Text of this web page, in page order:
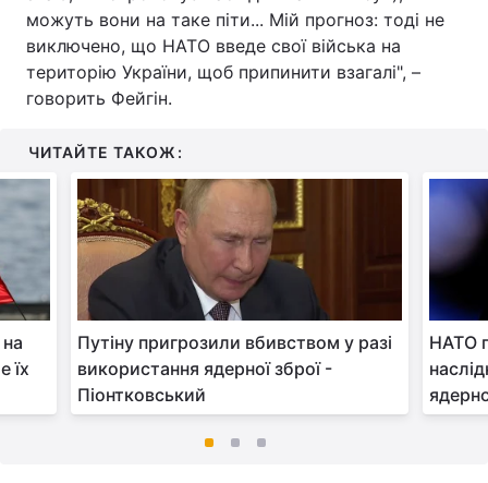
можуть вони на таке піти... Мій прогноз: тоді не
виключено, що НАТО введе свої війська на
територію України, щоб припинити взагалі", –
говорить Фейгін.
ЧИТАЙТЕ ТАКОЖ:
їх
Путіну пригрозили вбивством у разі
використання ядерної зброї -
Піонтковський
НАТО